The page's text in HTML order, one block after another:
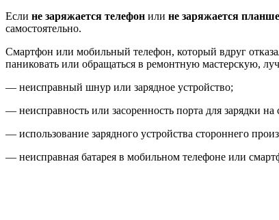
Если не заряжается телефон или не заряжается
самостоятельно.
Смартфон или мобильный телефон, который вдруг
паниковать или обращаться в ремонтную мастерскую,
— неисправный шнур или зарядное устройство;
— неисправность или засоренность порта для зарядки
— использование зарядного устройства стороннего
— неисправная батарея в мобильном телефоне или